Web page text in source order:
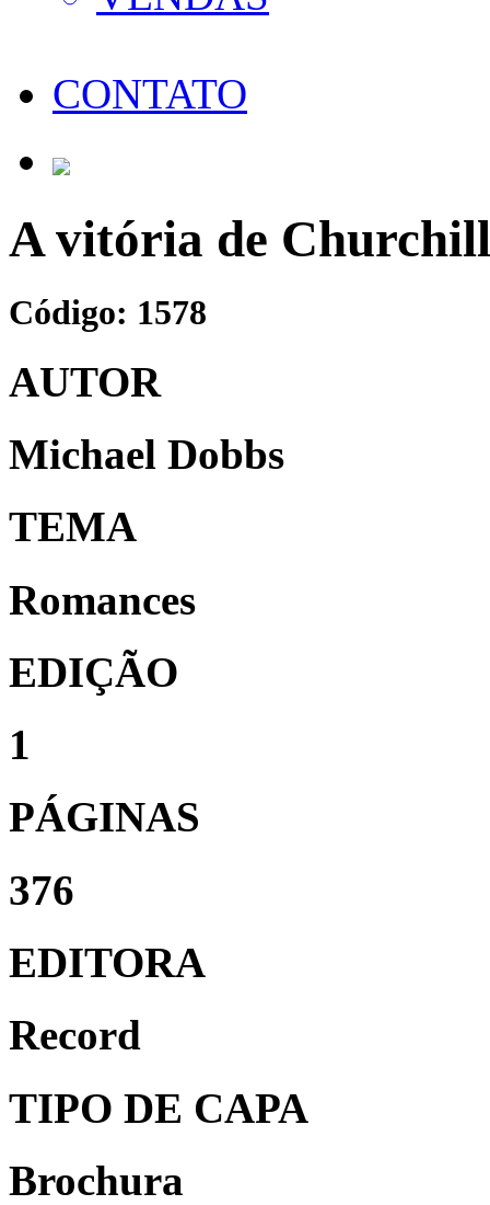
CONTATO
A vitória de Churchill
Código: 1578
AUTOR
Michael Dobbs
TEMA
Romances
EDIÇÃO
1
PÁGINAS
376
EDITORA
Record
TIPO DE CAPA
Brochura